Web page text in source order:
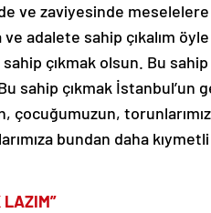
ve zaviyesinde meselelere
adalete sahip çıkalım öyle
çıkmak olsun. Bu
sahip çıkmak İstanbul’un
çocuğumuzun,
bundan daha
LAZIM”